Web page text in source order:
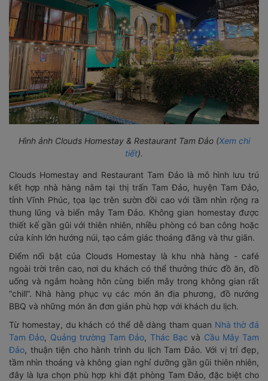
Hình ảnh Clouds Homestay & Restaurant Tam Đảo (Xem chi
tiết).
Clouds Homestay and Restaurant Tam Đảo là mô hình lưu trú
kết hợp nhà hàng nằm tại thị trấn Tam Đảo, huyện Tam Đảo,
tỉnh Vĩnh Phúc, tọa lạc trên sườn đồi cao với tầm nhìn rộng ra
thung lũng và biển mây Tam Đảo. Không gian homestay được
thiết kế gần gũi với thiên nhiên, nhiều phòng có ban công hoặc
cửa kính lớn hướng núi, tạo cảm giác thoáng đãng và thư giãn.
Điểm nổi bật của Clouds Homestay là khu nhà hàng - café
ngoài trời trên cao, nơi du khách có thể thưởng thức đồ ăn, đồ
uống và ngắm hoàng hôn cùng biển mây trong không gian rất
“chill”. Nhà hàng phục vụ các món ăn địa phương, đồ nướng
BBQ và những món ăn đơn giản phù hợp với khách du lịch.
Từ homestay, du khách có thể dễ dàng tham quan Nhà thờ đá
Tam Đảo, Quảng trường Tam Đảo, Thác Bạc và Cầu Mây Tam
Đảo, thuận tiện cho hành trình du lịch Tam Đảo. Với vị trí đẹp,
tầm nhìn thoáng và không gian nghỉ dưỡng gần gũi thiên nhiên,
đây là lựa chọn phù hợp khi đặt phòng Tam Đảo, đặc biệt cho